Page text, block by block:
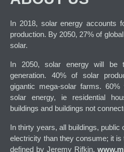
In 2018, solar energy accounts
production. By 2050, 27% of
solar.
In 2050, solar energy will be
generation. 40% of solar
gigantic mega-solar farms.
solar energy, ie residential
buildings and buildings not
In thirty years, all buildings,
electricity than they consume; it
defined by Jeremy Rifkin.